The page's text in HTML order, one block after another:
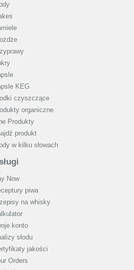
KEG
czyszczące
organiczne
Produkty
produkt
w kilku słowach
Now
piwa
na whisky
konto
słodu
jakości
Orders